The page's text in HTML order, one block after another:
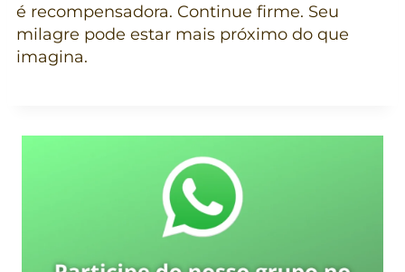
é recompensadora. Continue firme. Seu
milagre pode estar mais próximo do que
imagina.